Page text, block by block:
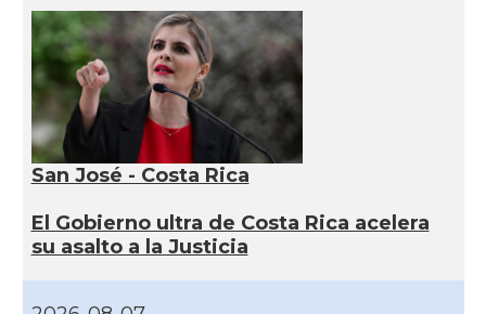
San José - Costa Rica
El Gobierno ultra de Costa Rica acelera
su asalto a la Justicia